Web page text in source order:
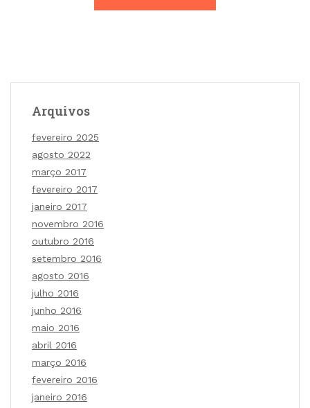
Arquivos
fevereiro 2025
agosto 2022
março 2017
fevereiro 2017
janeiro 2017
novembro 2016
outubro 2016
setembro 2016
agosto 2016
julho 2016
junho 2016
maio 2016
abril 2016
março 2016
fevereiro 2016
janeiro 2016